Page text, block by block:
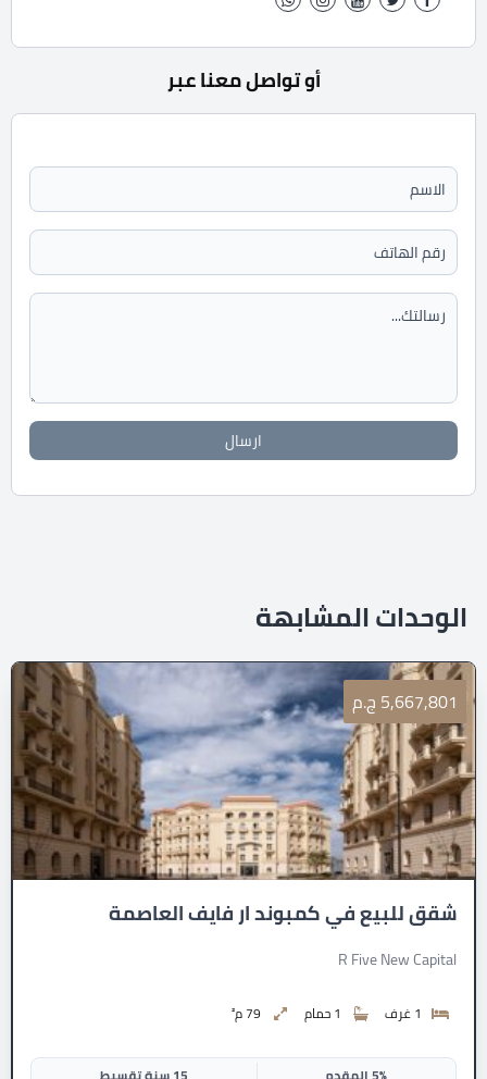
أو تواصل معنا عبر
ارسال
الوحدات المشابهة
5,667,801 ج.م
شقق للبيع في كمبوند ار فايف العاصمة
R Five New Capital
1 غرف 1 حمام 79 م²